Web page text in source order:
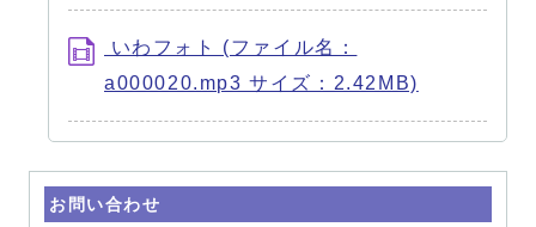
いわフォト (ファイル名：
a000020.mp3 サイズ：2.42MB)
お問い合わせ